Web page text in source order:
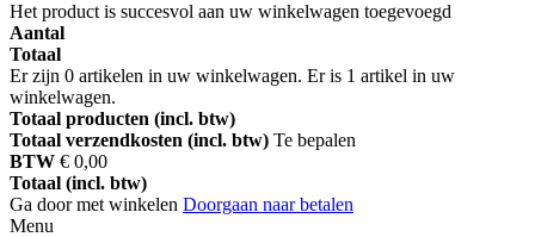
Het product is succesvol aan uw winkelwagen toegevoegd
Aantal
Totaal
Er zijn 0 artikelen in uw winkelwagen. Er is 1 artikel in uw
winkelwagen.
Totaal producten (incl. btw)
Totaal verzendkosten (incl. btw) Te bepalen
BTW € 0,00
Totaal (incl. btw)
Ga door met winkelen Doorgaan naar betalen
Menu